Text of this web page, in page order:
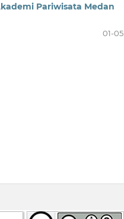
Pariwisata Medan
01-05